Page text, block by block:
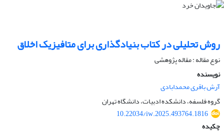
روش تحلیلی در کتاب بنیادگذاری برای متافیزیک اخلاق
نوع مقاله : مقاله پژوهشی
نویسنده
آرش باقری محمدابادی
گروه فلسفه، دانشکده ادبیات، دانشگاه تهران
10.22034/iw.2025.493764.1816
چکیده